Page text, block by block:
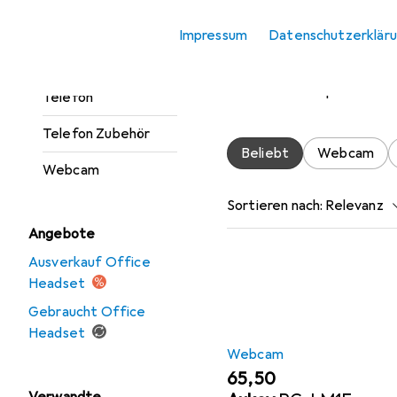
Impressum
Telefon
Telefon Zubehör
Webcam
Angebote
Ausverkauf Office
Headset
Gebraucht Office
Headset
Zubehör für
Beliebt Webcam
Sortieren nach: Relevanz
Webcam
EUR
65,50